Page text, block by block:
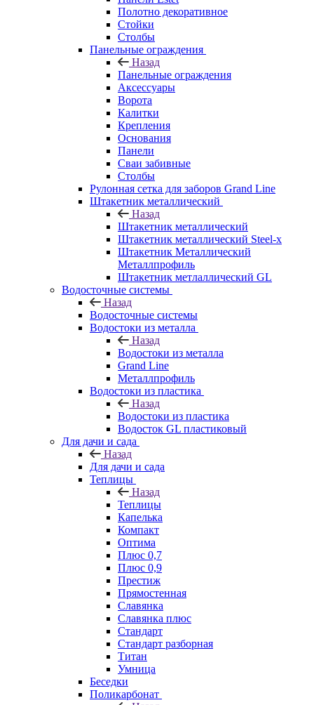
Полотно декоративное
Стойки
Столбы
Панельные ограждения
Назад
Панельные ограждения
Аксессуары
Ворота
Калитки
Крепления
Основания
Панели
Сваи забивные
Столбы
Рулонная сетка для заборов Grand Line
Штакетник металлический
Назад
Штакетник металлический
Штакетник металлический Steel-x
Штакетник Металлический
Металлпрофиль
Штакетник метлаллический GL
Водосточные системы
Назад
Водосточные системы
Водостоки из металла
Назад
Водостоки из металла
Grand Line
Металлпрофиль
Водостоки из пластика
Назад
Водостоки из пластика
Водосток GL пластиковый
Для дачи и сада
Назад
Для дачи и сада
Теплицы
Назад
Теплицы
Капелька
Компакт
Оптима
Плюс 0,7
Плюс 0,9
Престиж
Прямостенная
Славянка
Славянка плюс
Стандарт
Стандарт разборная
Титан
Умница
Беседки
Поликарбонат